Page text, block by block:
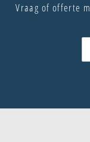
Vraag of offerte